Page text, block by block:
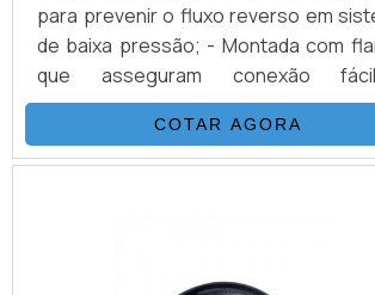
para prevenir o fluxo reverso em
de baixa pressão; - Montada com flanges
que asseguram conexão
manutenção simplificada.
COTAR AGORA